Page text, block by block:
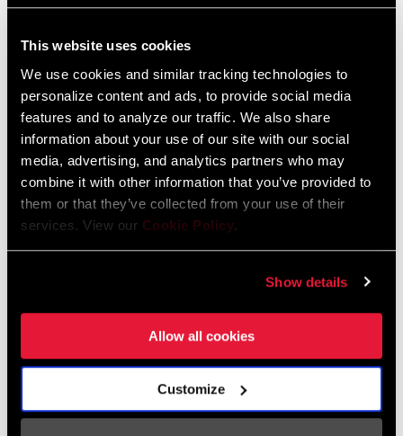
This website uses cookies
We use cookies and similar tracking technologies to
personalize content and ads, to provide social media
features and to analyze our traffic. We also share
information about your use of our site with our social
media, advertising, and analytics partners who may
combine it with other information that you’ve provided to
them or that they’ve collected from your use of their
services. View our Cookie Policy.
Show details
Allow all cookies
Customize
HÄNDLERSUCHE
auf ruppigen Abfahrten.
EIGENSCHAFTEN
Rückwärtskompatibel und harmoniert sowohl mit 10-50Z, als
auch mit 10-52Z Kassetten.
Zuverlässige Type 3-Schaltkäfigdämpfung für ruhige